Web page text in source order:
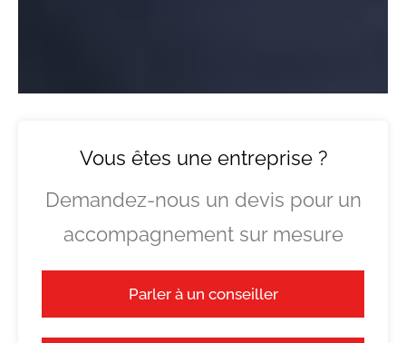
Vous êtes une entreprise ?
Demandez-nous un devis pour un
accompagnement sur mesure
Parler à un conseiller